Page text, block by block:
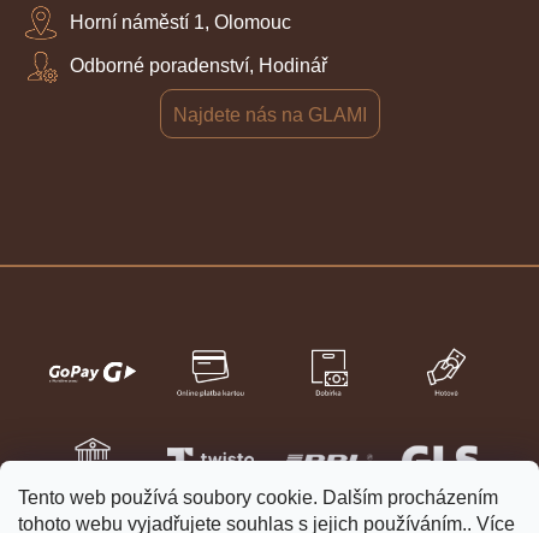
Tento web používá soubory cookie. Dalším procházením
tohoto webu vyjadřujete souhlas s jejich používáním.. Více
Horní náměstí 1, Olomouc
Odborné poradenství, Hodinář
Najdete nás na GLAMI